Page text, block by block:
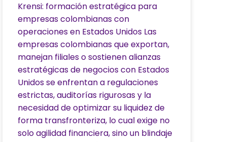
Krensi: formación estratégica para
empresas colombianas con
operaciones en Estados Unidos Las
empresas colombianas que exportan,
manejan filiales o sostienen alianzas
estratégicas de negocios con Estados
Unidos se enfrentan a regulaciones
estrictas, auditorías rigurosas y la
necesidad de optimizar su liquidez de
forma transfronteriza, lo cual exige no
solo agilidad financiera, sino un blindaje